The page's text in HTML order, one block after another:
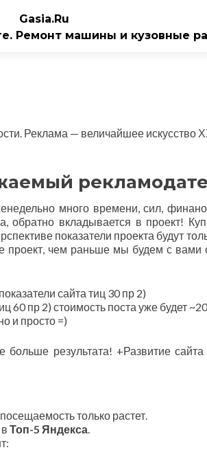
Gasia.Ru
Ремонт машины и кузовные
Реклама — величайшее искусство
много времени, сил,
обратно вкладывается в проект!
показатели проекта будут
проект, чем раньше мы будем с вами
сайта тиц 30 пр 2)
60 пр 2) стоимость поста уже будет
и просто =)
больше результата! +Развитие
посещаемость только растет.
Топ-5 Яндекса.